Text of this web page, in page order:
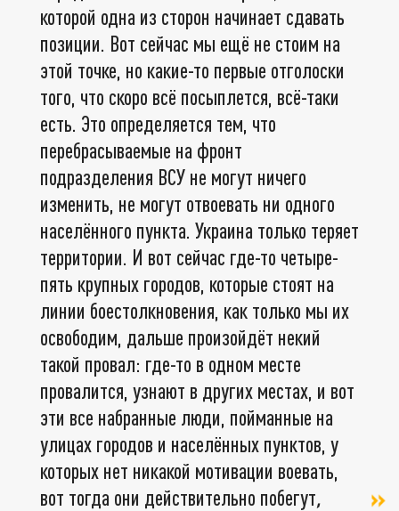
которой одна из сторон начинает сдавать
позиции. Вот сейчас мы ещё не стоим на
этой точке, но какие-то первые отголоски
того, что скоро всё посыплется, всё-таки
есть. Это определяется тем, что
перебрасываемые на фронт
подразделения ВСУ не могут ничего
изменить, не могут отвоевать ни одного
населённого пункта. Украина только теряет
территории. И вот сейчас где-то четыре-
пять крупных городов, которые стоят на
линии боестолкновения, как только мы их
освободим, дальше произойдёт некий
такой провал: где-то в одном месте
провалится, узнают в других местах, и вот
эти все набранные люди, пойманные на
улицах городов и населённых пунктов, у
которых нет никакой мотивации воевать,
вот тогда они действительно побегут,